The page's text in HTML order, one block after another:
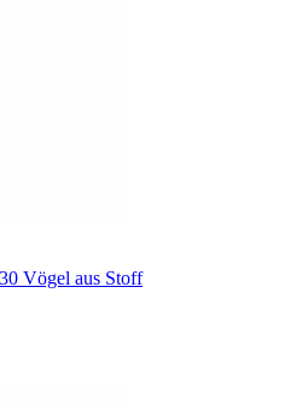
Vögel aus Stoff